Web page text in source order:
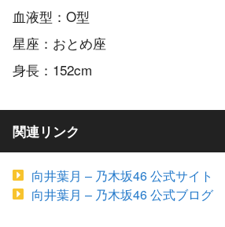
血液型：O型
星座：おとめ座
身長：152cm
関連リンク
向井葉月 – 乃木坂46 公式サイト
向井葉月 – 乃木坂46 公式ブログ